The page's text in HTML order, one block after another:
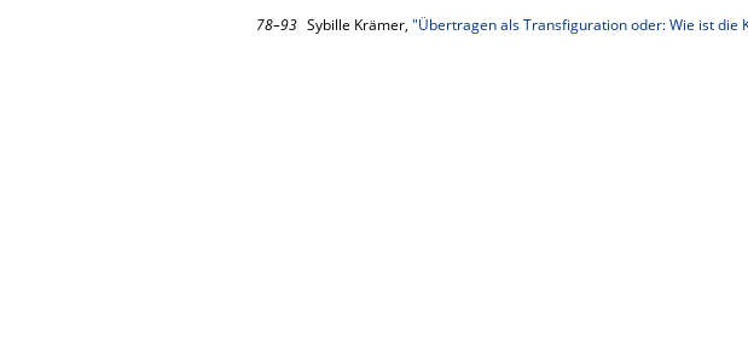
78–93 Sybille Krämer, "Übertragen als Transfiguration oder: Wie ist die